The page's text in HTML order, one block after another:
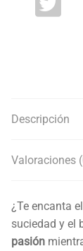
Descripción
Valoraciones
¿Te encanta el
suciedad y el
pasión